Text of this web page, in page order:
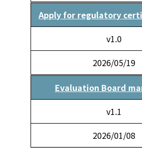
Apply for regulatory
v1.0
2026/05/19
Evaluation Board
v1.1
2026/01/08